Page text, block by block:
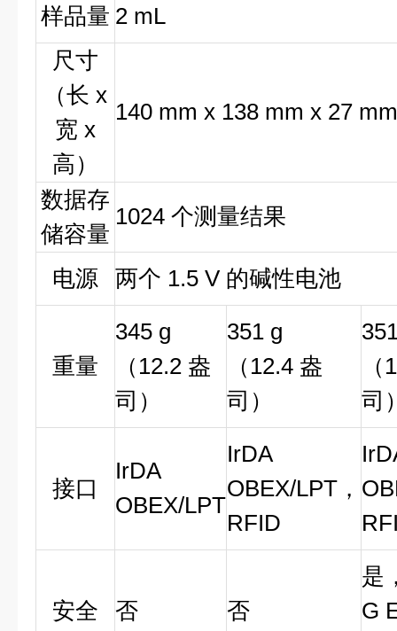
样品量 2 mL
尺寸
（长 x
宽 x
高）
140 mm x 138 mm x 27
数据存
储容量
1024 个测量结果
电源 两个 1.5 V 的碱性电池
重量
345 g
（12.2 盎
司）
351 g
（12.4 盎
司）
司
接口
IrDA
OBEX/LPT
IrDA
OBEX/LPT，
RFID
安全 否 否
是
G